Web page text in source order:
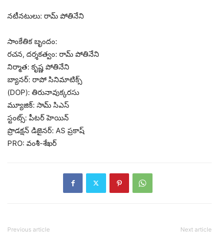
నటీనటులు: రామ్ పోతినేని
సాంకేతిక బృందం:
రచన, దర్శకత్వం: రామ్ పోతినేని
నిర్మాత: కృష్ణ పోతినేని
బ్యానర్: రాపో సినిమాటిక్స్
(DOP): తిరునావుక్కరసు
మ్యూజిక్: సామ్ సిఎస్
స్టంట్స్: పీటర్ హెయిన్
ప్రొడక్షన్ డిజైనర్: AS ప్రకాష్
PRO: వంశీ-శేఖర్
Previous article Next article